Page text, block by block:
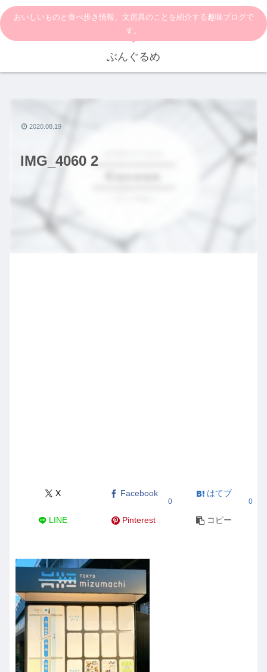
おいしいものと食べ歩き情報、文房具のことを紹介する趣味ブログで
す。
ぶんぐるめ
IMG_4060 2
X Facebook
0
はてブ
0
LINE Pinterest コピー
2020.08.19